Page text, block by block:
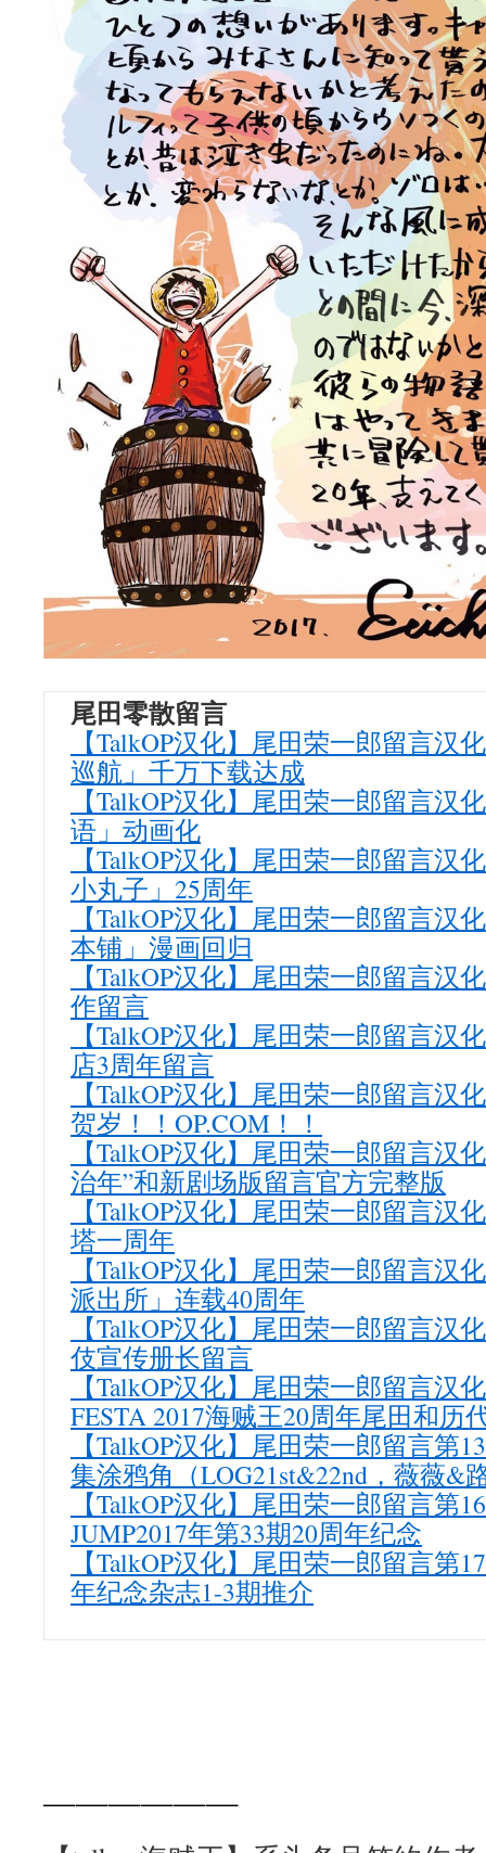
尾田零散留言
【TalkOP汉化】尾田荣一郎留言汉
巡航」千万下载达成
【TalkOP汉化】尾田荣一郎留言汉
语」动画化
【TalkOP汉化】尾田荣一郎留言汉
小丸子」25周年
【TalkOP汉化】尾田荣一郎留言汉
本铺」漫画回归
【TalkOP汉化】尾田荣一郎留言汉
作留言
【TalkOP汉化】尾田荣一郎留言汉
店3周年留言
【TalkOP汉化】尾田荣一郎留言汉
贺岁！！OP.COM！！
【TalkOP汉化】尾田荣一郎留言汉
治年”和新剧场版留言官方完整版
【TalkOP汉化】尾田荣一郎留言汉
塔一周年
【TalkOP汉化】尾田荣一郎留言汉
派出所」连载40周年
【TalkOP汉化】尾田荣一郎留言汉
伎宣传册长留言
【TalkOP汉化】尾田荣一郎留言汉
FESTA 2017海贼王20周年尾田和历
【TalkOP汉化】尾田荣一郎留言第
集涂鸦角（LOG21st&22nd，薇薇&
【TalkOP汉化】尾田荣一郎留言第
JUMP2017年第33期20周年纪念
【TalkOP汉化】尾田荣一郎留言第
年纪念杂志1-3期推介
——————